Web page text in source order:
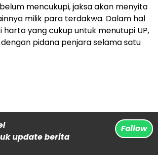
mencukupi, jaksa akan menyita
milik para terdakwa. Dalam hal
yang cukup untuk menutupi UP,
pidana penjara selama satu
update berita
Follow